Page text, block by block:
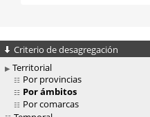
Criterio de desagregación
Territorial
Por provincias
Por ámbitos
Por comarcas